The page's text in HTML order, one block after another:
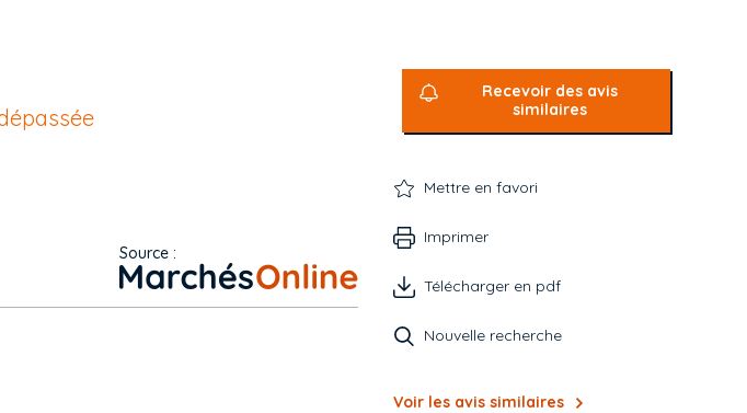
Source :
Recevoir des avis
similaires
Mettre en favori
Imprimer
Télécharger en pdf
Nouvelle recherche
Voir les avis similaires